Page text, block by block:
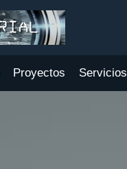
Proyectos Servicios